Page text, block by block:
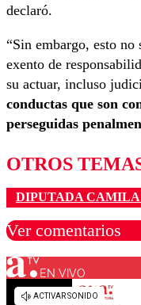
declaró.
“Sin embargo, esto
exento de
su actuar, incluso
conductas que son
perseguidas
OTROS
DIPUTADA CAMILA
Ver comentarios
Los comentarios
EN VIVO